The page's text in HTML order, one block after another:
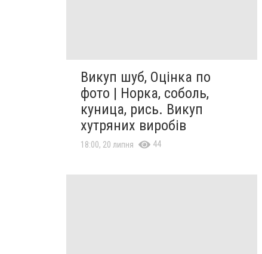
Викуп шуб, Оцінка по
фото | Норка, соболь,
куница, рись. Викуп
хутряних виробів
18:00, 20 липня 44